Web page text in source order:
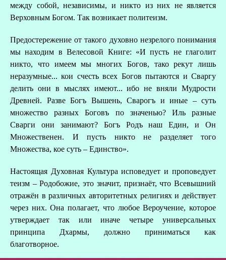
между собой, независимы, и никто из них не является
Верховным Богом. Так возникает политеизм.
Предостережение от такого духовно незрелого понимания
мы находим в Велесовой Книге: «И пусть не глаголит
никто, что имеем мы многих Богов, тако рекут лишь
неразумные... кои счесть всех Богов пытаются и Сваргу
делить они в мыслях имеют... ибо не вняли Мудрости
Древней. Разве Богъ Вышень, Сварогъ и иные – суть
множество разных Боговъ по значенью? Иль разные
Сварги они занимают? Богъ Родъ наш Един, и Он
Множественен. И пусть никто не разделяет того
Множества, кое суть – Единство».
Настоящая Духовная Культура исповедует и проповедует
теизм – Родобожие, это значит, признаёт, что Всевышний
отражён в различных авторитетных религиях и действует
через них. Она полагает, что любое Вероучение, которое
утверждает так или иначе четыре универсальных
принципа Дхармы, должно приниматься как
благотворное.